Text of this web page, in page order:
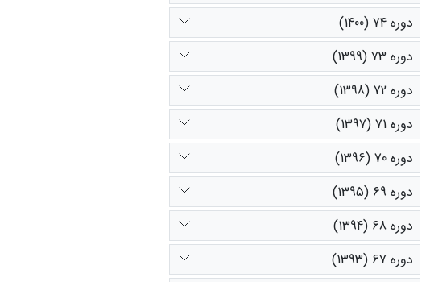
دوره 74 (1400)
دوره 73 (1399)
دوره 72 (1398)
دوره 71 (1397)
دوره 70 (1396)
دوره 69 (1395)
دوره 68 (1394)
دوره 67 (1393)